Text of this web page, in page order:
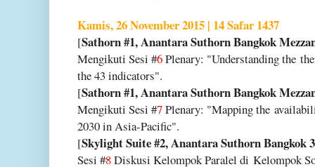
Kamis, 26 November 2015 | 14 Safar 1437
[Sathorn #1, Anantara Suthorn Bangkok
Mengikuti Sesi #6Plenary: "Understanding the
the 43 indicators".
[Sathorn #1, Anantara Suthorn Bangkok
Mengikuti Sesi #7Plenary: "Mapping the
2030 in Asia-Pacific".
[Skylight Suite #2, Anantara Suthorn Bangkok
Sesi #8Diskusi Kelompok Paralel di Kelompok